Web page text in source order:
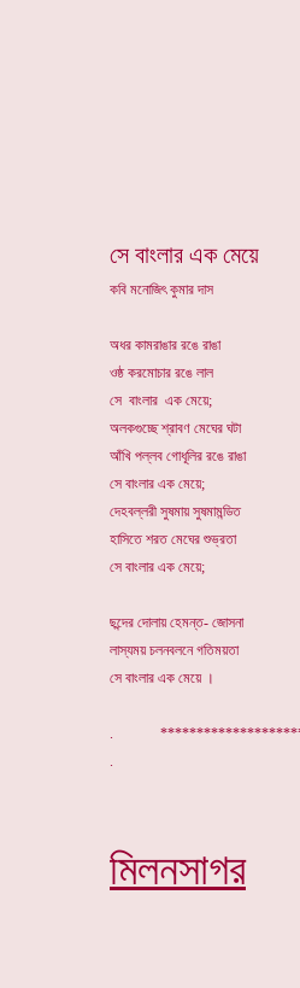
সে বাংলার এক মেয়ে
কবি মনোজিৎ কুমার দাস
অধর কামরাঙার রঙে রাঙা
ওষ্ঠ করমোচার রঙে লাল
সে বাংলার এক মেয়ে;
অলকগুচ্ছে শ্রাবণ মেঘের ঘটা
আঁখি পল্লব গোধূলির রঙে রাঙা
সে বাংলার এক মেয়ে;
দেহবল্লরী সুষমায় সুষমামন্ডিত
হাসিতে শরত মেঘের শুভ্রতা
সে বাংলার এক মেয়ে;
ছন্দের দোলায় হেমন্ত- জোসনা
লাস্যময় চলনবলনে গতিময়তা
সে বাংলার এক মেয়ে ।
.
মিলনসাগর